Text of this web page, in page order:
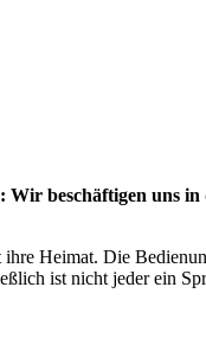
beschäftigen uns in
Heimat. Die
ist nicht jeder ein